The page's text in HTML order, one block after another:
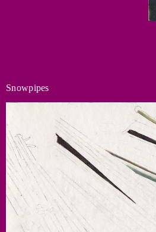
Snowpipes